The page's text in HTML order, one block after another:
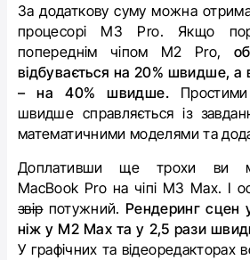
За додаткову суму можна
процесорі М3 Pro. Якщо
попереднім чіпом M2 Pro,
відбувається на 20% швидше, а
– на 40% швидше.Простими
швидше справляється із
математичними моделями та
Доплативши ще трохи ви
MacBook Pro на чіпі М3 Max. І
звірпотужний. Рендеринг сцен
ніж у М2 Max та у 2,5 рази
У графічних та відеоредакторах